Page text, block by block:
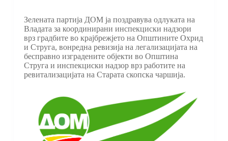
Зелената партија ДОМ ја поздравува одлуката на
Владата за координирани инспекциски надзори
врз градбите во крајбрежјето на Општините Охрид
и Струга, вонредна ревизија на легализацијата на
бесправно изградените објекти во Општина
Струга и инспекциски надзор врз работите на
ревитализацијата на Старата скопска чаршија.